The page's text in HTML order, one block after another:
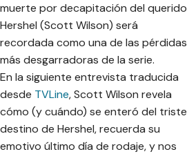
muerte por decapitación del querido
Hershel (Scott Wilson) será
recordada como una de las pérdidas
más desgarradoras de la serie.
En la siguiente entrevista traducida
desde TVLine, Scott Wilson revela
cómo (y cuándo) se enteró del triste
destino de Hershel, recuerda su
emotivo último día de rodaje, y nos